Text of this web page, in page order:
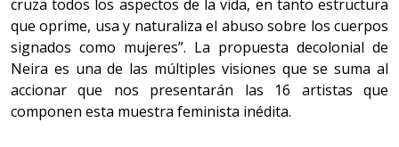
cruza todos los aspectos de la vida, en tanto estructura
que oprime, usa y naturaliza el abuso sobre los cuerpos
signados como mujeres”. La propuesta decolonial de
Neira es una de las múltiples visiones que se suma al
accionar que nos presentarán las 16 artistas que
componen esta muestra feminista inédita.